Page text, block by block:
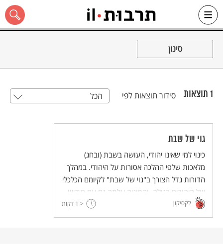
Skip
כל האתר
סינון
1 תוצאות סידור תוצאות לפי הכל
גוי של שבת
כינוי למי שאינו יהודי, העושה בשבת (ובחג)
מלאכות שלפי ההלכה אסורות על היהודי. במהלך
הדורות גדל הצורך ב"גוי של שבת" לקיומם הכלכלי
של היהודים בגולה, והסוגיה עלתה גם עם חידוש
ההתיישבות הדתית בארץ. בימינו מציעה
הטכנולוגיה המתקדמת פתרונות וחלופות ל"גוי
לקסיקון < 1 דקות